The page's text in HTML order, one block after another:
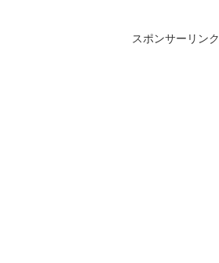
スポンサーリンク